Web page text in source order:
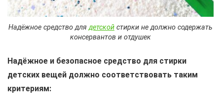
Надёжное средство длядетской стирки не должно содержать
консервантов и отдушек
Надёжное и безопасное средство для стирки
детских вещей должно соответствовать таким
критериям: